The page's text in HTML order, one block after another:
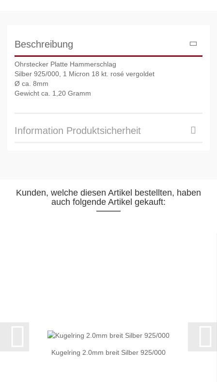
Beschreibung
Ohrstecker Platte Hammerschlag
Silber 925/000, 1 Micron 18 kt. rosé vergoldet
Ø ca. 8mm
Gewicht ca. 1,20 Gramm
Information Produktsicherheit
Kunden, welche diesen Artikel bestellten, haben
auch folgende Artikel gekauft:
Kugelring 2.0mm breit Silber 925/000